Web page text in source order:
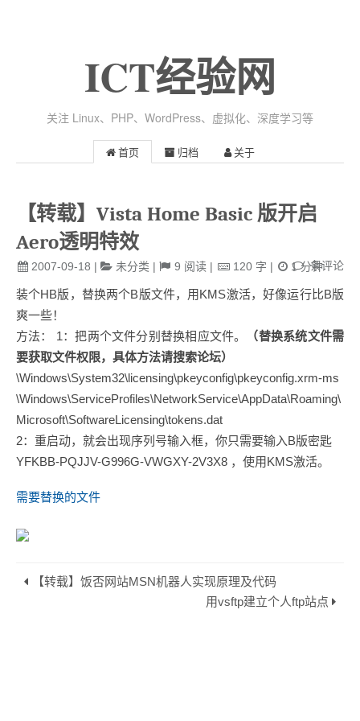
ICT经验网
关注 Linux、PHP、WordPress、虚拟化、深度学习等
首页 归档 关于
【转载】Vista Home Basic 版开启
Aero透明特效
2007-09-18 | 未分类 | 9 阅读| 120字 | 1分钟
条评论
装个HB版，替换两个B版文件，用KMS激活，好像运行比B版
爽一些！
方法： 1：把两个文件分别替换相应文件。
（替换系统文件需
要获取文件权限，具体方法请搜索论坛）
\Windows\System32\licensing\pkeyconfig\pkeyconfig.xrm-ms
\Windows\ServiceProfiles\NetworkService\AppData\Roaming\
Microsoft\SoftwareLicensing\tokens.dat
2：重启动，就会出现序列号输入框，你只需要输入B版密匙
YFKBB-PQJJV-G996G-VWGXY-2V3X8 ，使用KMS激活。
需要替换的文件
【转载】饭否网站MSN机器人实现原理及代码
用vsftp建立个人ftp站点